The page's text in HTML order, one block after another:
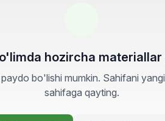
hozircha materiallar
bo'lishi mumkin. Sahifani
sahifaga qayting.